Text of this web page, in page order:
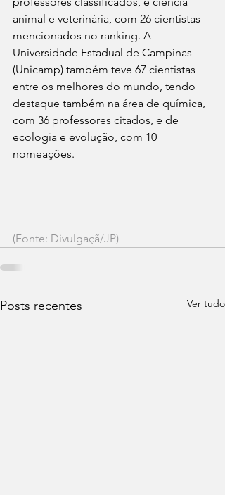
animal e veterinária, com 26 cientistas
mencionados no ranking. A
Universidade Estadual de Campinas
(Unicamp) também teve 67 cientistas
entre os melhores do mundo, tendo
destaque também na área de química,
com 36 professores citados, e de
ecologia e evolução, com 10
nomeações.
(Fonte: Divulgaçã/JP)
Posts recentes Ver tudo